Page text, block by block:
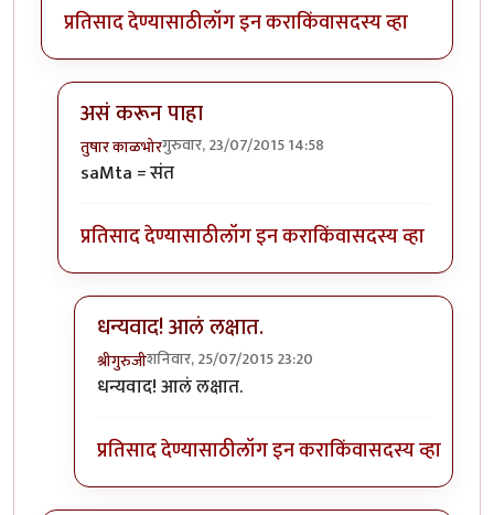
प्रतिसाद देण्यासाठीलॉग इन कराकिंवासदस्य व्हा
असं करून पाहा
तुषार काळभोरगुरुवार, 23/07/2015 14:58
In reply toअग्निकोल्हा वापरताना समस्या
saMta = संत
प्रतिसाद देण्यासाठीलॉग इन कराकिंवासदस्य व्हा
धन्यवाद! आलं लक्षात.
श्रीगुरुजीशनिवार, 25/07/2015 23:20
In reply toअसं करून पाहा
धन्यवाद! आलं लक्षात.
प्रतिसाद देण्यासाठीलॉग इन कराकिंवासदस्य व्हा